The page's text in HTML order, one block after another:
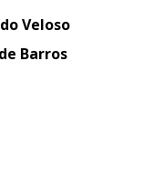
Veloso
Barros